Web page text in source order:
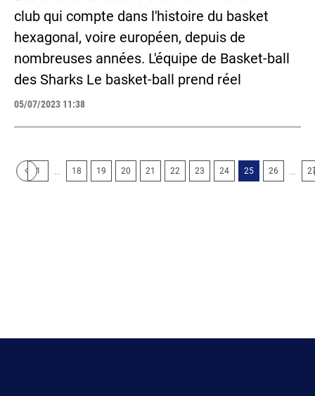
club qui compte dans l'histoire du basket
hexagonal, voire européen, depuis de
nombreuses années. L'équipe de Basket-ball
des Sharks Le basket-ball prend réel
05/07/2023 11:38
1 18 19 20 21 22 23 24 25 26